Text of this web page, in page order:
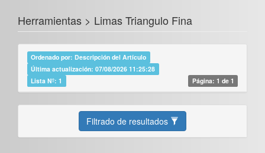
Herramientas > Limas Triangulo Fina
Ordenado por: Descripción del Artículo
Última actualización: 07/08/2026 11:25:28
Lista Nº: 1
Página: 1 de 1
Filtrado de resultados